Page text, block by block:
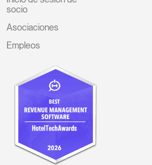
socio
Asociaciones
Empleos